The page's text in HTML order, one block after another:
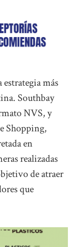
más
Southbay
NVS, y
Shopping,
en
realizadas
de atraer
que